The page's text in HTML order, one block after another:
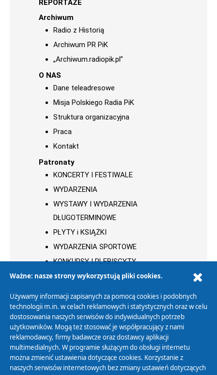
REPORTAŻE
Archiwum
Radio z Historią
Archiwum PR PiK
„Archiwum.radiopik.pl”
O NAS
Dane teleadresowe
Misja Polskiego Radia PiK
Struktura organizacyjna
Praca
Kontakt
Patronaty
KONCERTY I FESTIWALE
WYDARZENIA
WYSTAWY I WYDARZENIA
DŁUGOTERMINOWE
PŁYTY i KSIĄŻKI
WYDARZENIA SPORTOWE
KONKURSY I PLEBISCYTY
Polityka Prywatności
Zasady korzystania z Serwisu
Organizacje Pożytku Publicznego
Cyfryzacja DAB+
Ważne: nasze strony wykorzystują pliki cookies.
Używamy informacji zapisanych za pomocą cookies i podobnych
technologii m.in. w celach reklamowych i statystycznych oraz w celu
dostosowania naszych serwisów do indywidualnych potrzeb
użytkowników. Mogą też stosować je współpracujący z nami
reklamodawcy, firmy badawcze oraz dostawcy aplikacji
multimedialnych. W programie służącym do obsługi internetu
można zmienić ustawienia dotyczące cookies. Korzystanie z
naszych serwisów internetowych bez zmiany ustawień dotyczących